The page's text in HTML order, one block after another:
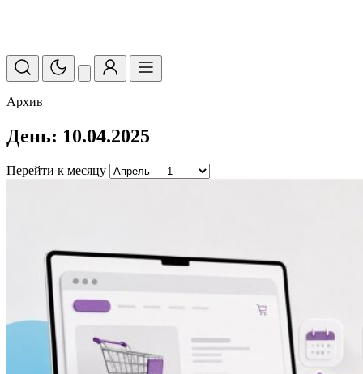
Архив
День: 10.04.2025
Перейти к месяцу